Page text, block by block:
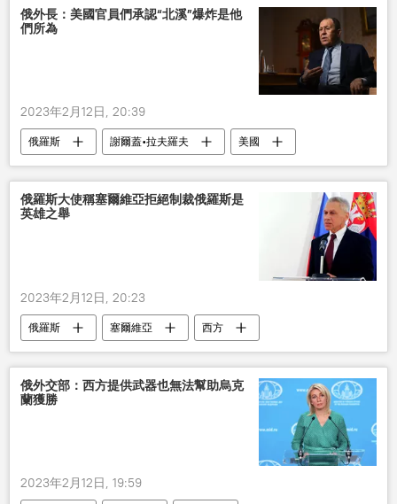
俄外長：美國官員們承認“北溪”爆炸是他
們所為
2023年2月12日, 20:39
俄羅斯 謝爾蓋•拉夫羅夫
美國
北溪
爆炸
俄羅斯大使稱塞爾維亞拒絕制裁俄羅斯是
英雄之舉
2023年2月12日, 20:23
俄羅斯 塞爾維亞
西方
制裁
武契奇
俄外交部：西方提供武器也無法幫助烏克
蘭獲勝
2023年2月12日, 19:59